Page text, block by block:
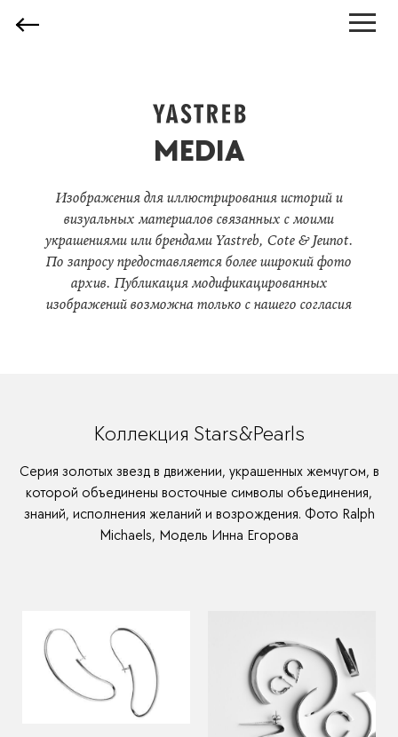
MEDIA
Изображения для иллюстрирования историй и
визуальных материалов связанных с моими
украшениями или брендами Yastreb, Cote & Jeunot.
По запросу предоставляется более широкий фото
архив. Публикация модификацированных
изображений возможна только с нашего согласия
Коллекция Stars&Pearls
Серия золотых звезд в движении, украшенных жемчугом, в
которой объединены восточные символы объединения,
знаний, исполнения желаний и возрождения. Фото Ralph
Michaels, Модель Инна Егорова